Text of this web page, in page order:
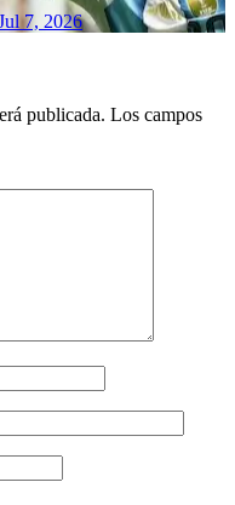
7, 2026
publicada. Los campos